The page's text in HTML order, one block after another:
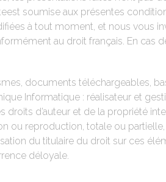
soumise aux présentes
à tout moment, et nous vous
au droit français. En cas
documents téléchargeables,
Informatique : réalisateur et
droits d’auteur et de la propriété
ou reproduction, totale ou
du titulaire du droit sur ces
déloyale.